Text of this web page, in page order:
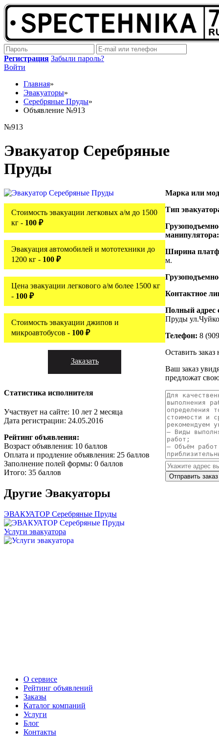
Регистрация Забыли пароль?
Войти
Главная»
Эвакуаторы»
Серебряные Пруды»
Объявление №913
№913
Эвакуатор Серебряные
Пруды
Стоимость эвакуации легковых а/м до 1500
кг - 100 ₽
Эвакуация автомобилей и мототехники до
1200 кг - 100 ₽
Цена эвакуации легкового а/м более 1500 кг
- 100 ₽
Стоимость эвакуации джипов и
микроавтобусов - 100 ₽
Заказать
Статистика исполнителя
Участвует на сайте: 10 лет 2 месяца
Дата регистрации: 24.05.2016
Рейтинг объявления:
Возраст объявления: 10 баллов
Оплата и продление объявления: 25 баллов
Заполнение полей формы: 0 баллов
Итого: 35 баллов
Другие Эвакуаторы
ЭВАКУАТОР Серебряные Пруды
Услуги эвакуатора
Марка или
Тип
Ширина
м.
Контактное
Полный адрес
Пруды
Телефон: 8
Оставить заказ
Ваш заказ
предложат
О сервисе
Рейтинг объявлений
Заказы
Каталог компаний
Услуги
Блог
Контакты